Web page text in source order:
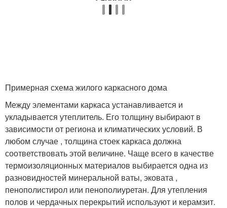
Примерная схема жилого каркасного дома
Между элементами каркаса устанавливается и
укладывается утеплитель. Его толщину выбирают в
зависимости от региона и климатических условий. В
любом случае , толщина стоек каркаса должна
соответствовать этой величине. Чаще всего в качестве
термоизоляционных материалов выбирается одна из
разновидностей минеральной ваты, эковата ,
пенополистирол или пенополиуретан. Для утепления
полов и чердачных перекрытий используют и керамзит.